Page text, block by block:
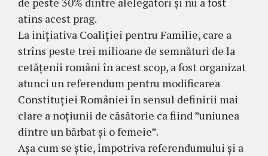
atins acest prag.
La inițiativa Coaliției pentru Familie, care a
strîns peste trei milioane de semnături de la
cetățenii români în acest scop, a fost organizat
atunci un referendum pentru modificarea
Constituției României în sensul definirii mai
clare a noțiunii de căsătorie ca fiind ”uniunea
dintre un bărbat și o femeie”.
Așa cum se știe, împotriva referendumului și a